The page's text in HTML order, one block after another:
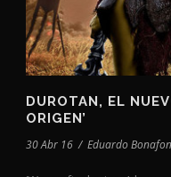
DUROTAN, EL
ORIGEN’
30 Abr 16 / Eduardo